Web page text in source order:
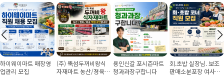
하이웨이마트 매장영
업관리 모집
(주) 뚝섬두꺼비왕식
자재마트 농산/졍육/
용인신갈 포시즌마트
청과과장구합니다
회.초밥 실장님. 보조
판매소분포장 여사님